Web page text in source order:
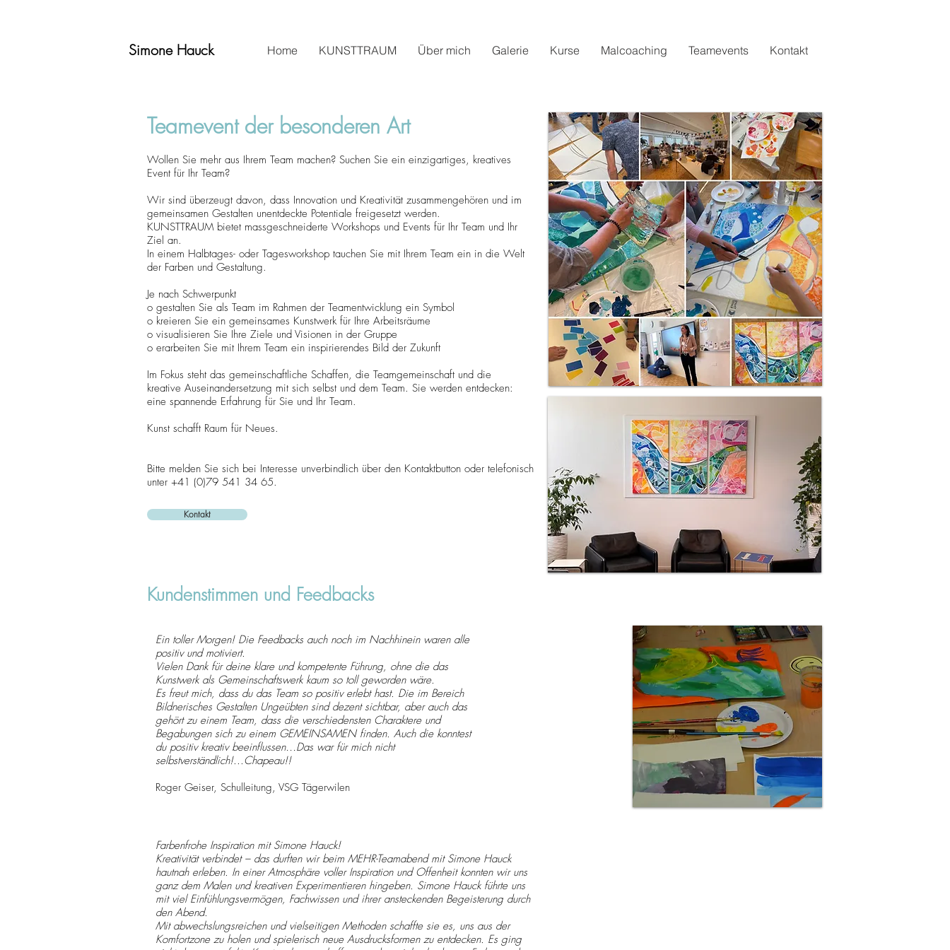
Simone Hauck Home KUNSTTRAUM Über mich Galerie Kurse Malcoaching Teamevents Kontakt
Teamevent der besonderen Art
Wollen Sie mehr aus Ihrem Team machen? Suchen Sie ein einzigartiges, kreatives
Event für Ihr Team?
Wir sind überzeugt davon, dass Innovation und Kreativität zusammengehören und im
gemeinsamen Gestalten unentdeckte Potentiale freigesetzt werden.
KUNSTTRAUM bietet massgeschneiderte Workshops und Events für Ihr Team und Ihr
Ziel an.
In einem Halbtages- oder Tagesworkshop tauchen Sie mit Ihrem Team ein in die Welt
der Farben und Gestaltung.
Je nach Schwerpunkt
o gestalten Sie als Team im Rahmen der Teamentwicklung ein Symbol
o kreieren Sie ein gemeinsames Kunstwerk für Ihre Arbeitsräume
o visualisieren Sie Ihre Ziele und Visionen in der Gruppe
o erarbeiten Sie mit Ihrem Team ein inspirierendes Bild der Zukunft
Im Fokus steht das gemeinschaftliche Schaffen, die Teamgemeinschaft und die
kreative Auseinandersetzung mit sich selbst und dem Team. Sie werden entdecken:
eine spannende Erfahrung für Sie und Ihr Team.
Kunst schafft Raum für Neues.
Bitte melden Sie sich bei Interesse unverbindlich über den Kontaktbutton oder telefonisch
unter +41 (0)79 541 34 65.
Kontakt
Kundenstimmen und Feedbacks
Ein toller Morgen! Die Feedbacks auch noch im Nachhinein waren alle
positiv und motiviert.
Vielen Dank für deine klare und kompetente Führung, ohne die das
Kunstwerk als Gemeinschaftswerk kaum so toll geworden wäre.
Es freut mich, dass du das Team so positiv erlebt hast. Die im Bereich
Bildnerisches Gestalten Ungeübten sind dezent sichtbar, aber auch das
gehört zu einem Team, dass die verschiedensten Charaktere und
Begabungen sich zu einem GEMEINSAMEN finden. Auch die konntest
du positiv kreativ beeinflussen…Das war für mich nicht
selbstverständlich!...Chapeau!!
Roger Geiser, Schulleitung, VSG Tägerwilen
Farbenfrohe Inspiration mit Simone Hauck!
Kreativität verbindet – das durften wir beim MEHR-Teamabend mit Simone Hauck
hautnah erleben. In einer Atmosphäre voller Inspiration und Offenheit konnten wir uns
ganz dem Malen und kreativen Experimentieren hingeben. Simone Hauck führte uns
mit viel Einfühlungsvermögen, Fachwissen und ihrer ansteckenden Begeisterung durch
den Abend.
Mit abwechslungsreichen und vielseitigen Methoden schaffte sie es, uns aus der
Komfortzone zu holen und spielerisch neue Ausdrucksformen zu entdecken. Es ging